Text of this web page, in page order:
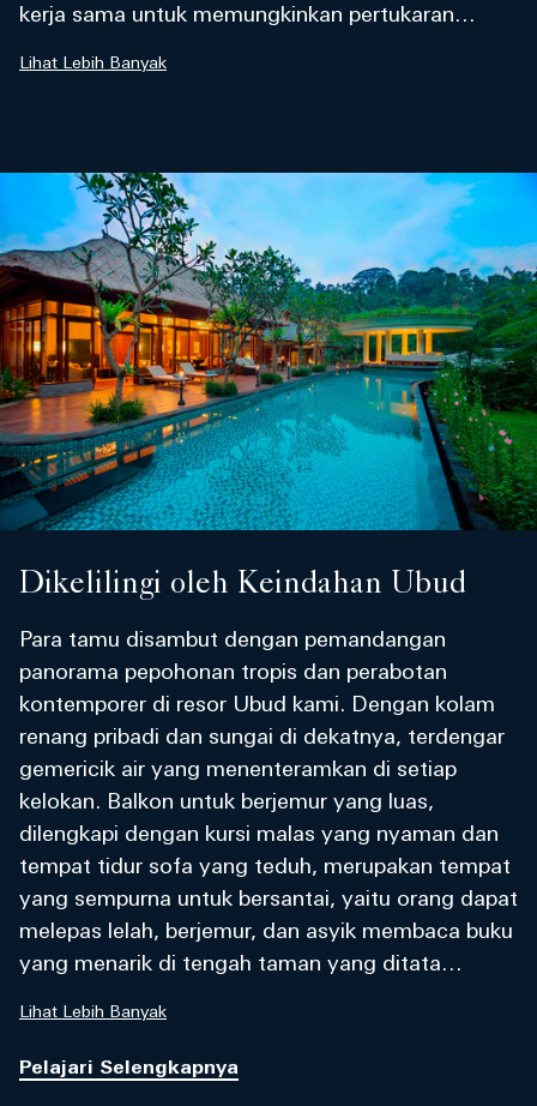
kerja sama untuk memungkinkan pertukaran
perawatan di Mandapa Spa, tempat kami
menerapkan pendekatan lengkap dan menyeluruh
dalam rangkaian layanan kami.
Lihat Lebih Banyak
Dikelilingi oleh Keindahan Ubud
Para tamu disambut dengan pemandangan
panorama pepohonan tropis dan perabotan
kontemporer di resor Ubud kami. Dengan kolam
renang pribadi dan sungai di dekatnya, terdengar
gemericik air yang menenteramkan di setiap
kelokan. Balkon untuk berjemur yang luas,
dilengkapi dengan kursi malas yang nyaman dan
tempat tidur sofa yang teduh, merupakan tempat
yang sempurna untuk bersantai, yaitu orang dapat
melepas lelah, berjemur, dan asyik membaca buku
yang menarik di tengah taman yang ditata
terpisah, ruang tamu, dapur kecil, dan lemari
Lihat Lebih Banyak
Pelajari Selengkapnya